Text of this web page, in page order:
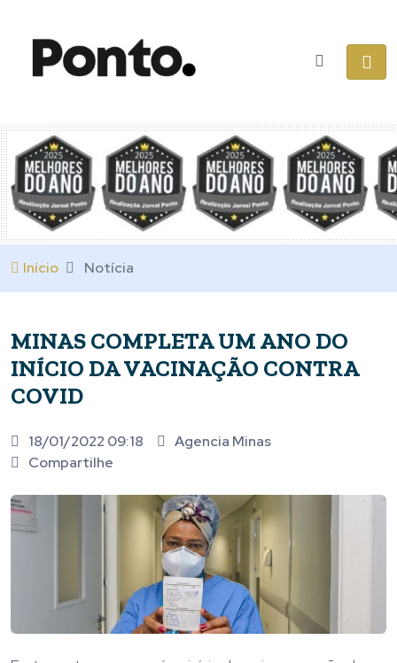
Início Notícia
MINAS COMPLETA UM ANO DO
INÍCIO DA VACINAÇÃO CONTRA
COVID
18/01/2022 09:18
Agencia Minas
Compartilhe